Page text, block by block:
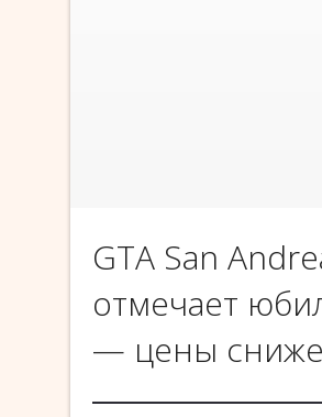
GTA San
отмечает
— цены